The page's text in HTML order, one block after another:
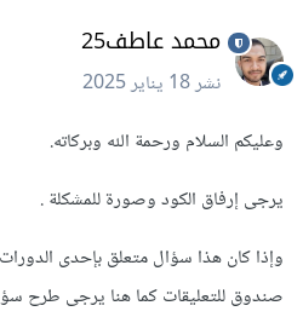
محمد عاطف25
نشر18 يناير 2025
وعليكم السلام ورحمة الله وبركاته.
يرجى إرفاق الكود وصورة للمشكلة .
وإذا كان هذا سؤال متعلق بإحدى
صندوق للتعليقات كما هنا يرجى طرح